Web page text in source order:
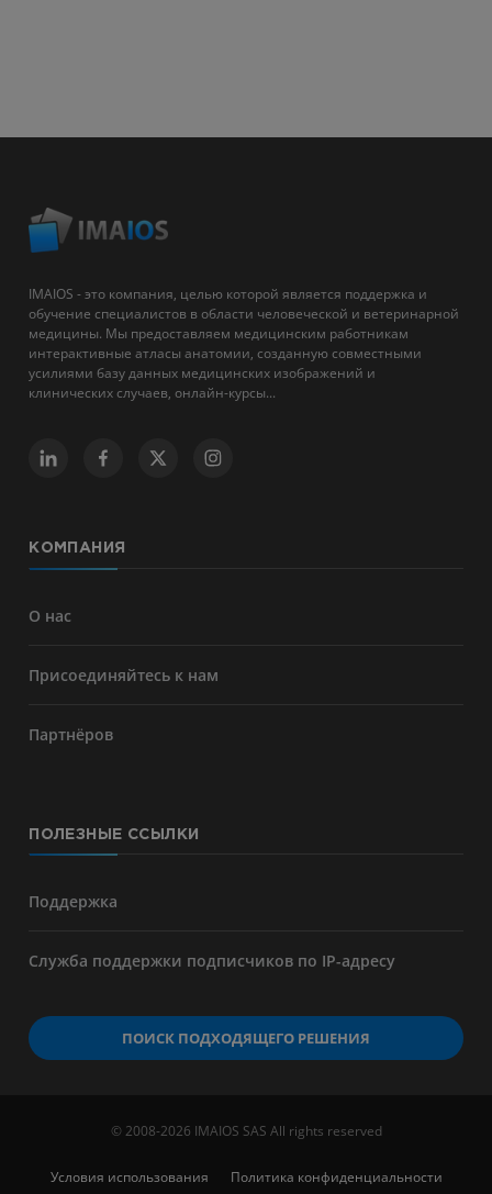
IMAIOS - это компания, целью которой является поддержка и
обучение специалистов в области человеческой и ветеринарной
медицины. Мы предоставляем медицинским работникам
интерактивные атласы анатомии, созданную совместными
усилиями базу данных медицинских изображений и
клинических случаев, онлайн-курсы...
КОМПАНИЯ
О нас
Присоединяйтесь к нам
Партнёров
ПОЛЕЗНЫЕ ССЫЛКИ
Поддержка
Служба поддержки подписчиков по IP-адресу
ПОИСК ПОДХОДЯЩЕГО РЕШЕНИЯ
© 2008-2026 IMAIOS SAS All rights reserved
Условия использования Политика конфиденциальности